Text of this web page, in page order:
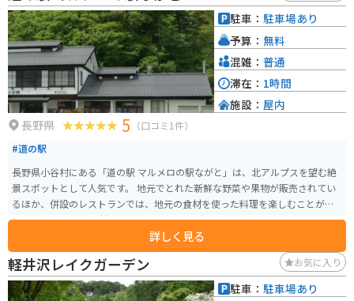
長野県 5 （口コミ1件）
#道の駅
長野県小谷村にある「道の駅 マルメロの駅ながと」は、北アルプスを望む絶
景スポットとして人気です。 地元でとれた新鮮な野菜や果物が販売されてい
るほか、併設のレストランでは、地元の食材を使った料理を楽しむことがで
きます。 特に、小谷村特産のマルメロを使ったジャムやジュースは、お土産
8号線は、北アルプスを眺めながらの爽快なワインディングロードが楽しめま
す。 ただし、冬季は積雪のため通行止めとなる場合があるので注意が必要で
す。周辺には、栂池高原スキー場や白馬乗鞍温泉など、観光スポットも充実し
詳しく見る
駐車： 駐車場あり
予算： 無料
混雑： 普通
滞在： 1時間
施設： 屋内
軽井沢レイクガーデン お気に入り
駐車： 駐車場あり